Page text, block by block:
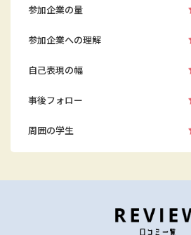
参加企業の量
参加企業への理解
自己表現の幅
事後フォロー
周囲の学生